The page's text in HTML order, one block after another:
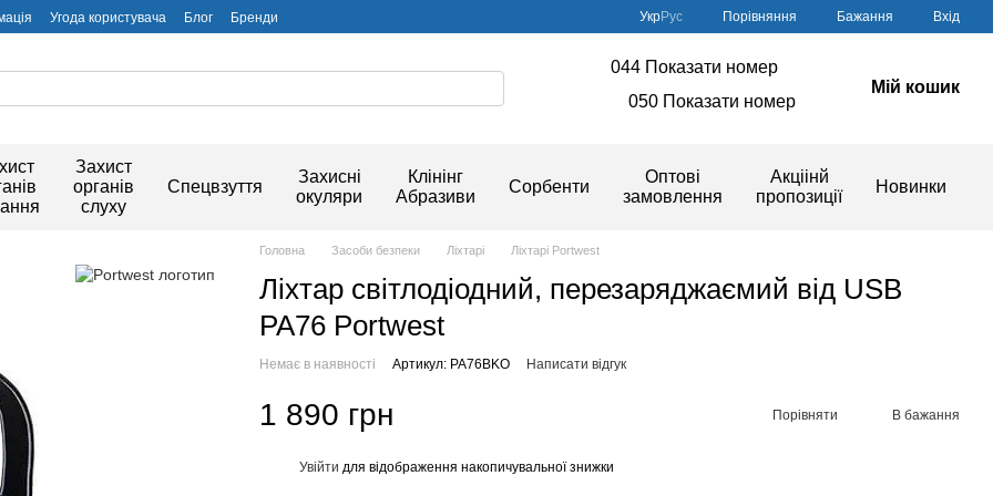
Угода користувача Блог Бренди УкрРус Порівняння Бажання Вхід
044 Показати номер
050 Показати номер
Мій кошик
Захист
органів
слуху
Спецвзуття
Захисні
окуляри
Клінінг
Абразиви
Сорбенти
Оптові
замовлення
Акціінй
пропозиції
Новинки
Головна Засоби безпеки Ліхтарі Ліхтарі Portwest
Ліхтар світлодіодний, перезаряджаємий від USB
PA76 Portwest
Немає в наявності Артикул: PA76BKO Написати відгук
1 890 грн Порівняти В бажання
Увійти для відображення накопичувальної знижки